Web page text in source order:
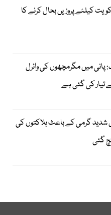
کویت کیلئے پروزیں بحال کرنے کا
میں مگرمچھوں کی وائرل
تیار کی گئی ہے
شدید گرمی کے باعث ہلاکتوں کی